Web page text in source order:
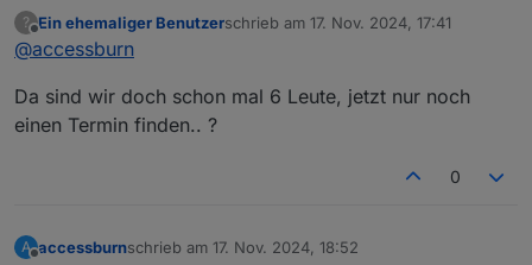
https://discord.gg/yC65zjr5uq
Willkommen beim Stammtisch im Raum Rhein-Main-
Hessen
? Ein ehemaliger Benutzerschrieb am 17. Nov. 2024, 17:41
zuletzt editiert von
@accessburn
Da sind wir doch schon mal 6 Leute, jetzt nur noch
einen Termin finden.. ?
0
A accessburnschrieb am 17. Nov. 2024, 18:52
zuletzt editiert von